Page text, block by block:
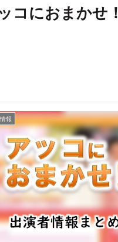
コにおまかせ！
報